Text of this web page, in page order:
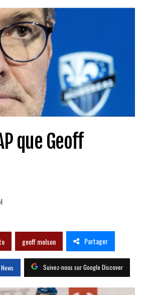
que Geoff
geoff molson Partager
Suivez-nous sur Google Discover